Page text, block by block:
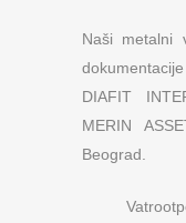
Naši metalni
DIAFIT
MERIN
Beograd.